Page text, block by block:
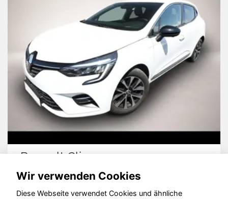
Renault Clio
Wir verwenden Cookies
Diese Webseite verwendet Cookies und ähnliche